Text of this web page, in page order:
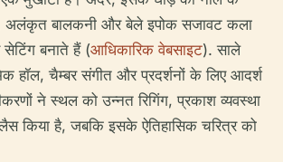
अलंकृत बालकनी और बेले इपोक सजावट कला
बनाते हैं (आधिकारिक वेबसाइट). साले
हॉल, चैम्बर संगीत और प्रदर्शनों के लिए आदर्श
ने स्थल को उन्नत रिगिंग, प्रकाश व्यवस्था
किया है, जबकि इसके ऐतिहासिक चरित्र को